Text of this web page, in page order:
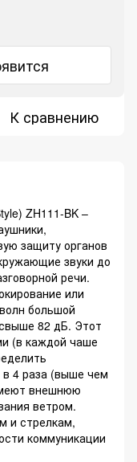
К сравнению
ZH111-BK –
защиту органов
звуки до
речи.
или
большой
82 дБ. Этот
(в каждой чаше
в 4 раза (выше чем
внешнюю
ветром.
и стрелкам,
коммуникации